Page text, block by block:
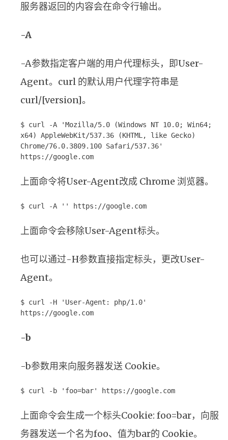
服务器返回的内容会在命令行输出。
-A
-A参数指定客户端的用户代理标头，即User-
Agent。curl 的默认用户代理字符串是
curl/[version]。
$ curl -A 'Mozilla/5.0 (Windows NT 10.0; Win64;
x64) AppleWebKit/537.36 (KHTML, like Gecko)
Chrome/76.0.3809.100 Safari/537.36'
https://google.com
上面命令将User-Agent改成 Chrome 浏览器。
$ curl -A '' https://google.com
上面命令会移除User-Agent标头。
也可以通过-H参数直接指定标头，更改User-
Agent。
$ curl -H 'User-Agent: php/1.0'
https://google.com
-b
-b参数用来向服务器发送 Cookie。
$ curl -b 'foo=bar' https://google.com
上面命令会生成一个标头Cookie: foo=bar，向服
务器发送一个名为foo、值为bar的 Cookie。